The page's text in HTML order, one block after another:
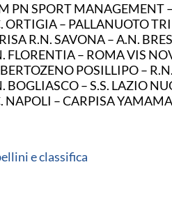
PN SPORT MANAGEMENT
ORTIGIA – PALLANUOTO
R.N. SAVONA – A.N.
FLORENTIA – ROMA VIS
POSILLIPO –
BOGLIASCO – S.S. LAZIO
NAPOLI – CARPISA
e classifica